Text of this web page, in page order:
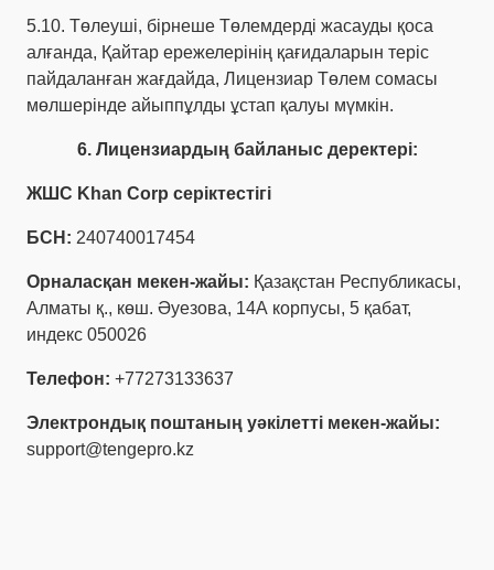
5.10. Төлеуші, бірнеше Төлемдерді жасауды қоса
алғанда, Қайтар ережелерінің қағидаларын теріс
пайдаланған жағдайда, Лицензиар Төлем сомасы
мөлшерінде айыппұлды ұстап қалуы мүмкін.
6. Лицензиардың байланыс деректері:
ЖШС Khan Corp серіктестігі
БСН: 240740017454
Орналасқан мекен-жайы: Қазақстан Республикасы,
Алматы қ., көш. Әуезова, 14А корпусы, 5 қабат,
индекс 050026
Телефон: +77273133637
Электрондық поштаның уәкілетті мекен-жайы:
support@tengepro.kz